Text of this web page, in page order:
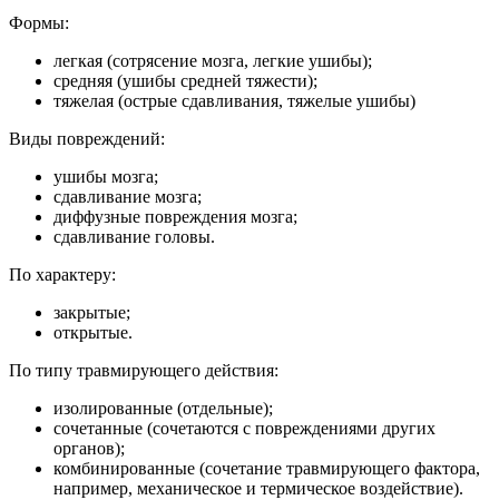
Формы:
легкая (сотрясение мозга, легкие ушибы);
средняя (ушибы средней тяжести);
тяжелая (острые сдавливания, тяжелые ушибы)
Виды повреждений:
ушибы мозга;
сдавливание мозга;
диффузные повреждения мозга;
сдавливание головы.
По характеру:
закрытые;
открытые.
По типу травмирующего действия:
изолированные (отдельные);
сочетанные (сочетаются с повреждениями других
органов);
комбинированные (сочетание травмирующего фактора,
например, механическое и термическое воздействие).